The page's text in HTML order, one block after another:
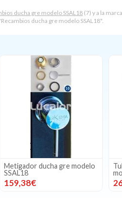
ducha gre modelo SSAL18 (7) y a la marca
ducha gre modelo SSAL18".
Metigador ducha gre modelo
SSAL18
159,38€